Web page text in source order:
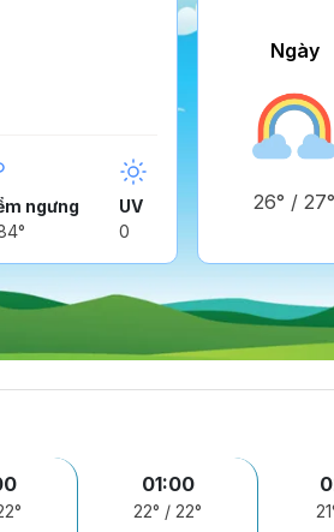
ngưng
UV
0
Ngày
26° / 27°
01:00
22° / 22°